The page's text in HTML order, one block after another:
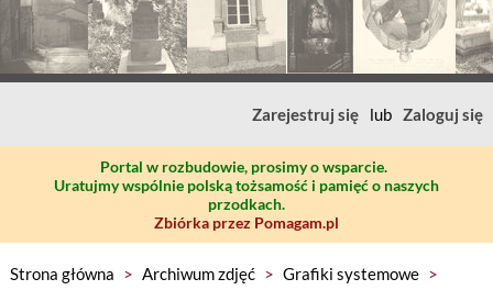
Zarejestruj się lub Zaloguj się
Portal w rozbudowie, prosimy o wsparcie.
Uratujmy wspólnie polską tożsamość i pamięć o naszych
przodkach.
Zbiórka przez Pomagam.pl
Strona główna > Archiwum zdjęć > Grafiki systemowe >